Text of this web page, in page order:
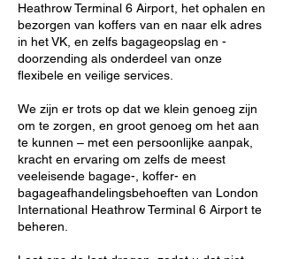
Heathrow Terminal 6 Airport, het ophalen en
bezorgen van koffers van en naar elk adres
in het VK, en zelfs bagageopslag en -
doorzending als onderdeel van onze
flexibele en veilige services.
We zijn er trots op dat we klein genoeg zijn
om te zorgen, en groot genoeg om het aan
te kunnen – met een persoonlijke aanpak,
kracht en ervaring om zelfs de meest
veeleisende bagage-, koffer- en
bagageafhandelingsbehoeften van London
International Heathrow Terminal 6 Airport te
beheren.